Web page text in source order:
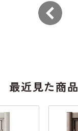
最近見た商品